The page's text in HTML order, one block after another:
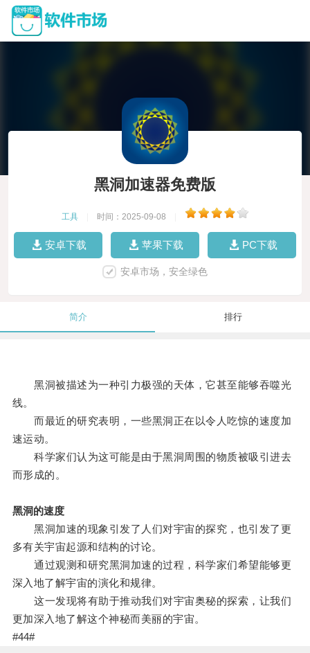
黑洞加速器免费版
工具 时间：2025-09-08
安卓下载 苹果下载 PC下载
安卓市场，安全绿色
简介 排行
黑洞被描述为一种引力极强的天体，它甚至能够吞噬光
线。
而最近的研究表明，一些黑洞正在以令人吃惊的速度加
速运动。
科学家们认为这可能是由于黑洞周围的物质被吸引进去
而形成的。
黑洞的速度
黑洞加速的现象引发了人们对宇宙的探究，也引发了更
多有关宇宙起源和结构的讨论。
通过观测和研究黑洞加速的过程，科学家们希望能够更
深入地了解宇宙的演化和规律。
这一发现将有助于推动我们对宇宙奥秘的探索，让我们
更加深入地了解这个神秘而美丽的宇宙。
#44#